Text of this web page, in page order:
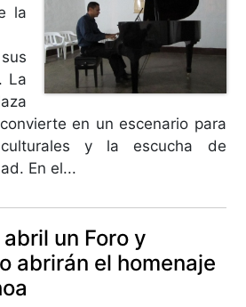
la
La
en un escenario para
y la escucha de
En el...
un Foro y
abrirán el homenaje